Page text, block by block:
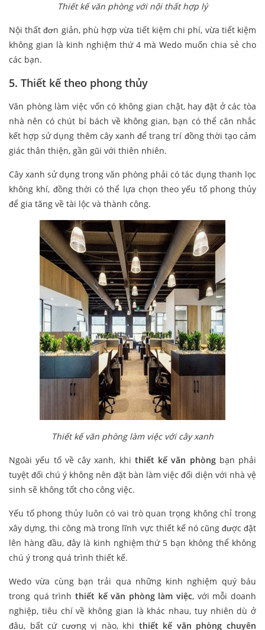
Thiết kế văn phòng với nội thất hợp lý
Nội thất đơn giản, phù hợp vừa tiết kiệm chi phí, vừa tiết kiệm
không gian là kinh nghiệm thứ 4 mà Wedo muốn chia sẻ cho
các bạn.
5. Thiết kế theo phong thủy
Văn phòng làm việc vốn có không gian chật, hay đặt ở các tòa
nhà nên có chút bí bách về không gian, bạn có thể cân nhắc
kết hợp sử dụng thêm cây xanh để trang trí đồng thời tạo cảm
giác thân thiện, gần gũi với thiên nhiên.
Cây xanh sử dụng trong văn phòng phải có tác dụng thanh lọc
không khí, đồng thời có thể lựa chọn theo yếu tố phong thủy
để gia tăng về tài lộc và thành công.
Thiết kế văn phòng làm việc với cây xanh
Ngoài yếu tố về cây xanh, khi thiết kế văn phòngbạn phải
tuyệt đối chú ý không nên đặt bàn làm việc đối diện với nhà vệ
sinh sẽ không tốt cho công việc.
Yếu tố phong thủy luôn có vai trò quan trọng không chỉ trong
xây dựng, thi công mà trong lĩnh vực thiết kế nó cũng được đặt
lên hàng đầu, đây là kinh nghiệm thứ 5 bạn không thể không
chú ý trong quá trình thiết kế.
Wedo vừa cùng bạn trải qua những kinh nghiệm quý báu
trong quá trình thiết kế văn phòng làm việc, với mỗi doanh
nghiệp, tiêu chí về không gian là khác nhau, tuy nhiên dù ở
đâu, bất cứ cương vị nào, khi thiết kế văn phòng chuyên